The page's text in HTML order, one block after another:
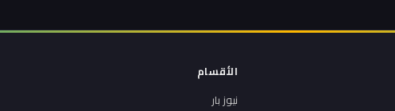
الأقسام
نيوز بار